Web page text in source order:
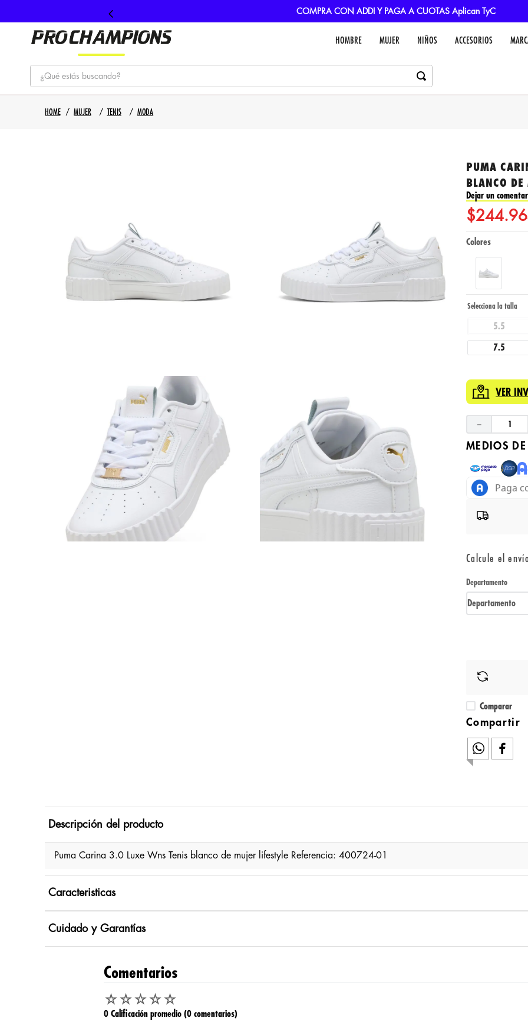
COMPRA CON ADDI Y PAGA A CUOTAS Aplican TyC
HOMBRE MUJER NIÑOS ACCESORIOS
¿Qué estás buscando?
1. tenis
MUJER TENIS MODA
PUMA
BLANCO
Dejar un
$244.
Colores
5.5
7.5
VER
－
MEDIOS
Calcule el
Departamento
Departamento
Comparar
Descripción del producto
Puma Carina 3.0 Luxe Wns Tenis blanco de mujer lifestyle Referencia: 400724-01
Caracteristicas
Cuidado y Garantías
Comentarios
☆☆☆☆☆
0 Calificación promedio (0 comentarios)